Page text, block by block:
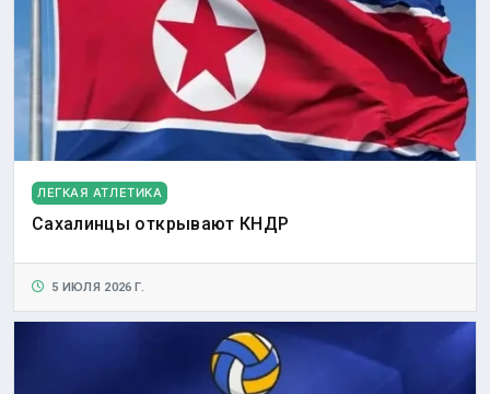
ЛЕГКАЯ АТЛЕТИКА
Сахалинцы открывают КНДР
5 ИЮЛЯ 2026 Г.